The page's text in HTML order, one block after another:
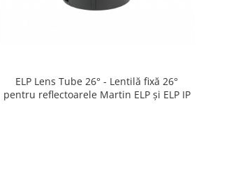
ELP Lens Tube 26° - Lentilă fixă 26°
pentru reflectoarele Martin ELP și ELP IP